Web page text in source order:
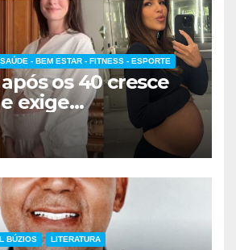
SAÚDE - BEM ESTAR - FITNESS - ESPORTE
os 40 cresce
exige
médico
BÚZIOS LITERATURA